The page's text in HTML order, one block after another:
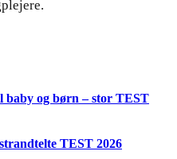
baby og børn – stor TEST
TEST 2026